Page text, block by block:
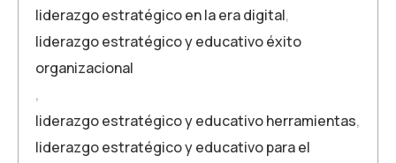
liderazgo estratégico en la era digital,
liderazgo estratégico y educativo éxito
organizacional
,
liderazgo estratégico y educativo herramientas,
liderazgo estratégico y educativo para el